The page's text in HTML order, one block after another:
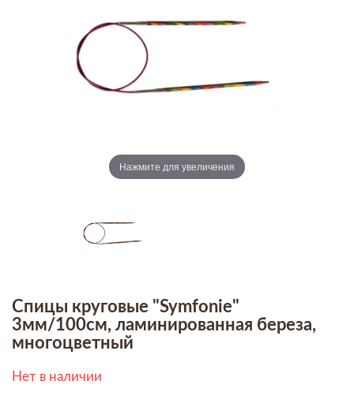
Нажмите для увеличения
Спицы круговые "Symfonie"
3мм/100см, ламинированная береза,
многоцветный
Нет в наличии